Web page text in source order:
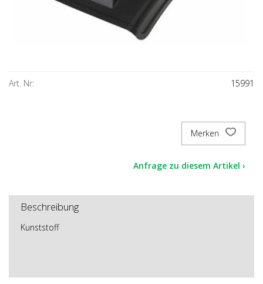
Art. Nr: 15991
Merken
Anfrage zu diesem Artikel ›
Beschreibung
Kunststoff